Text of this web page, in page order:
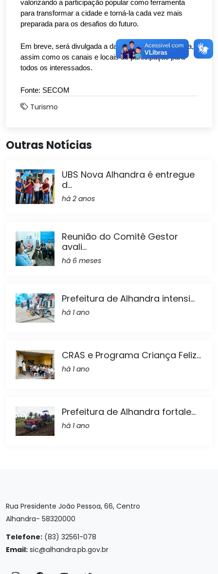
valorizando a participação popular como ferramenta
para transformar a cidade e torná-la cada vez mais
preparada para os desafios do futuro.
Em breve, será divulgada a data oficial da conferência,
assim como os canais e locais de participação para
todos os interessados.
Fonte: SECOM
Turismo
Outras Notícias
UBS Nova Alhandra é entregue
d...
há 2 anos
Reunião do Comitê Gestor
avali...
há 6 meses
Prefeitura de Alhandra intensi...
há 1 ano
CRAS e Programa Criança Feliz...
há 1 ano
Prefeitura de Alhandra fortale...
há 1 ano
Rua Presidente João Pessoa, 66, Centro
Alhandra- 58320000
Telefone: (83) 32561-078
Email: sic@alhandra.pb.gov.br